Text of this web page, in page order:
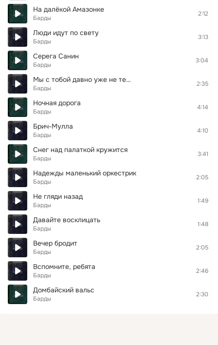
На далёкой Амазонке
Барды
2:12
Люди идут по свету
Барды
3:13
Серега Санин
Барды
3:04
Мы с тобой давно уже не те…
Барды
2:35
Ночная дорога
Барды
4:14
Брич-Мулла
Барды
4:10
Снег над палаткой кружится
Барды
3:41
Надежды маленький оркестрик
Барды
2:05
Не гляди назад
Барды
1:49
Давайте восклицать
Барды
1:48
Вечер бродит
Барды
2:05
Вспомните, ребята
Барды
2:46
Домбайский вальс
Барды
2:30